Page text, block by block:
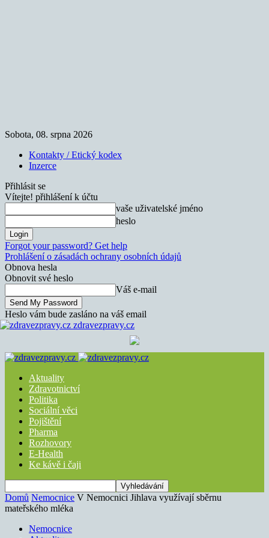
Sobota, 08. srpna 2026
Kontakty / Etický kodex
Inzerce
Přihlásit se
Vítejte! přihlášení k účtu
vaše uživatelské jméno
heslo
Forgot your password? Get help
Prohlášení o zásadách ochrany osobních údajů
Obnova hesla
Obnovit své heslo
Váš e-mail
Heslo vám bude zasláno na váš email
zdravezpravy.cz
Aktuality
Zdravotnictví
Politika
Sociální věci
Pojištění
Pharma
Rozhovory
E-Health
Ke kávě i čaji
Domů Nemocnice V Nemocnici Jihlava využívají sběrnu
mateřského mléka
Nemocnice